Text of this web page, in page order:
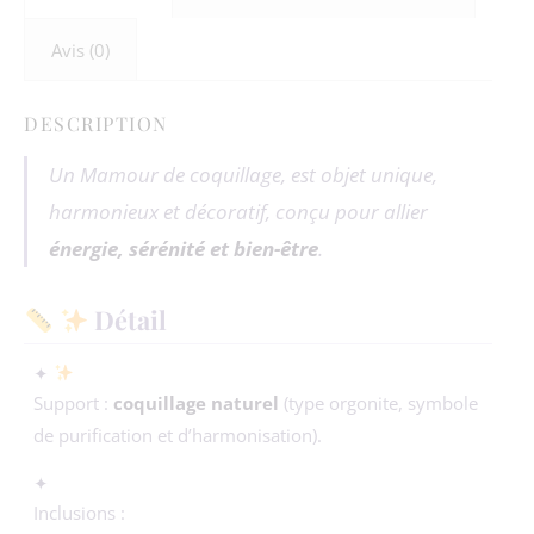
Avis (0)
DESCRIPTION
Un Mamour de coquillage, est objet unique,
harmonieux et décoratif, conçu pour allier
énergie, sérénité et bien-être.
Détail
✦
Support : coquillage naturel (type orgonite, symbole
de purification et d’harmonisation).
✦
Inclusions :